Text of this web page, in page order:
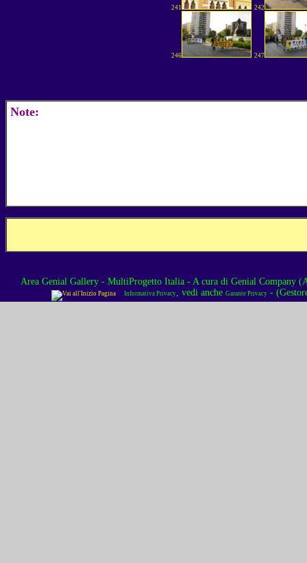
241 242
246 247
Note:
Area Genial Gallery - MultiProgetto Italia- A cura di Genial Company
Informativa Privacy, vedi anche Garante Privacy -